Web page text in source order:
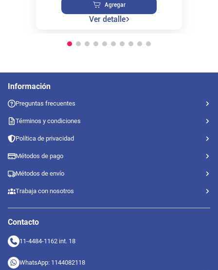
Agregar
Ver detalle
Información
Preguntas frecuentes
Términos y condiciones
Política de privacidad
Métodos de pago
Métodos de envío
Trabaja con nosotros
Contacto
11-4484-1162 int. 18
WhatsApp: 1144082118